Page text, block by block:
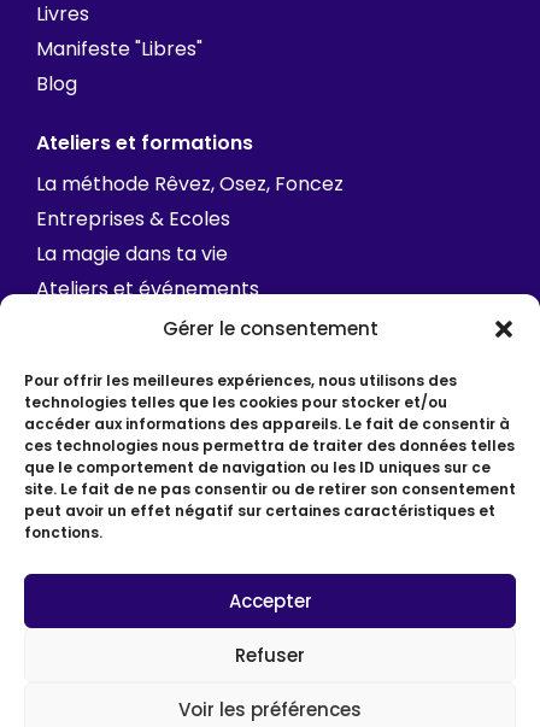
Gérer le consentement
Pour offrir les meilleures expériences, nous utilisons des
technologies telles que les cookies pour stocker et/ou
accéder aux informations des appareils. Le fait de consentir à
ces technologies nous permettra de traiter des données telles
que le comportement de navigation ou les ID uniques sur ce
site. Le fait de ne pas consentir ou de retirer son consentement
peut avoir un effet négatif sur certaines caractéristiques et
fonctions.
Accepter
Refuser
Voir les préférences
Livres
Manifeste "Libres"
Blog
Ateliers et formations
La méthode Rêvez, Osez, Foncez
Entreprises & Ecoles
La magie dans ta vie
Ateliers et événements
© Depuis 2012 • Hélène Picot • Coach / Slasheuse
CGV